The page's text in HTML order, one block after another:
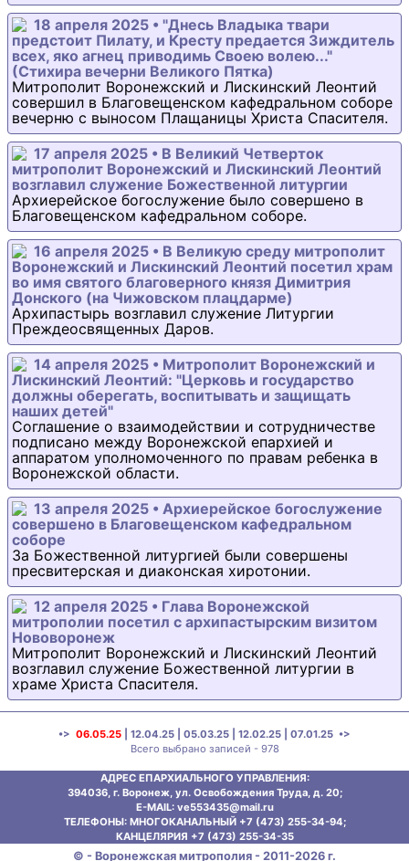
18 апреля 2025 • "Днесь Владыка твари
предстоит Пилату, и Кресту предается Зиждитель
всех, яко агнец приводимь Своею волею..."
(Стихира вечерни Великого Пятка)
Митрополит Воронежский и Лискинский Леонтий
совершил в Благовещенском кафедральном соборе
вечерню с выносом Плащаницы Христа Спасителя.
17 апреля 2025 • В Великий Четверток
митрополит Воронежский и Лискинский Леонтий
возглавил служение Божественной литургии
Архиерейское богослужение было совершено в
Благовещенском кафедральном соборе.
16 апреля 2025 • В Великую среду митрополит
Воронежский и Лискинский Леонтий посетил храм
во имя святого благоверного князя Димитрия
Донского (на Чижовском плацдарме)
Архипастырь возглавил служение Литургии
Преждеосвященных Даров.
14 апреля 2025 • Митрополит Воронежский и
Лискинский Леонтий: "Церковь и государство
должны оберегать, воспитывать и защищать
наших детей"
Соглашение о взаимодействии и сотрудничестве
подписано между Воронежской епархией и
аппаратом уполномоченного по правам ребенка в
Воронежской области.
13 апреля 2025 • Архиерейское богослужение
совершено в Благовещенском кафедральном
соборе
За Божественной литургией были совершены
пресвитерская и диаконская хиротонии.
12 апреля 2025 • Глава Воронежской
митрополии посетил с архипастырским визитом
Нововоронеж
Митрополит Воронежский и Лискинский Леонтий
возглавил служение Божественной литургии в
храме Христа Спасителя.
•> 06.05.25 12.04.25 05.03.25 12.02.25 07.01.25 •>
Всего выбрано записей - 978
АДРЕС ЕПАРХИАЛЬНОГО УПРАВЛЕНИЯ:
394036, г. Воронеж, ул. Освобождения Труда, д. 20;
E-MAIL: ve553435@mаil.ru
ТЕЛЕФОНЫ: МНОГОКАНАЛЬНЫЙ +7 (473) 255-34-94;
КАНЦЕЛЯРИЯ +7 (473) 255-34-35
© - Воронежская митрополия - 2011-2026 г.